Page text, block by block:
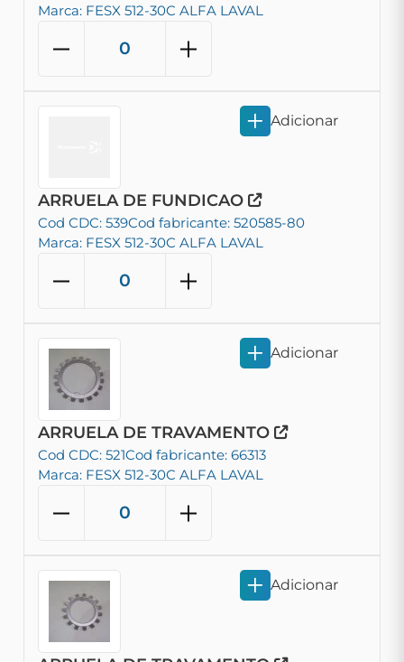
Marca: FESX 512-30C ALFA LAVAL
ARRUELA DE FUNDICAO
Cod CDC: 539Cod fabricante: 520585-80
Marca: FESX 512-30C ALFA LAVAL
Adicionar
ARRUELA DE TRAVAMENTO
Cod CDC: 521Cod fabricante: 66313
Marca: FESX 512-30C ALFA LAVAL
Adicionar
Adicionar